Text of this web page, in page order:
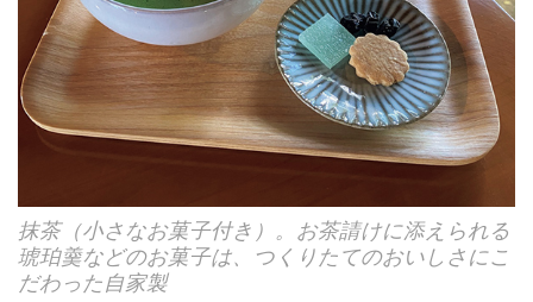
抹茶（小さなお菓子付き）。お茶請けに添えられる
琥珀羹などのお菓子は、つくりたてのおいしさにこ
だわった自家製